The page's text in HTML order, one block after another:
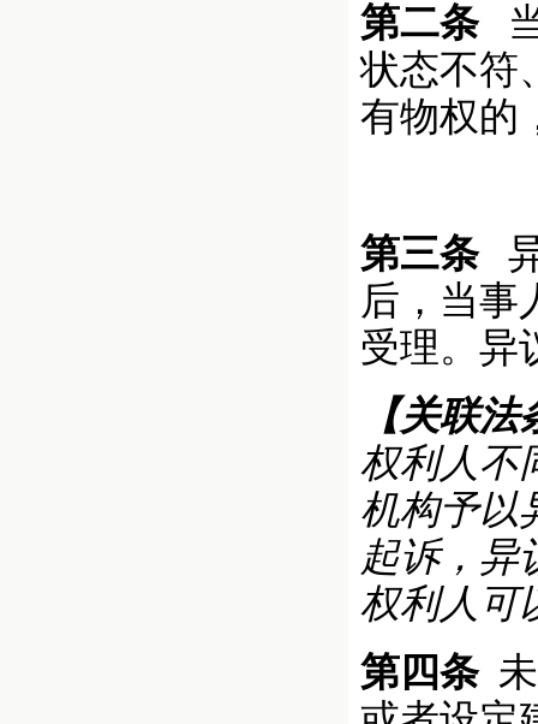
第二条当
状态不符
有物权的
第三条
后，当事
受理。异
【关联法
权利人不
机构予以
起诉，异
权利人可
第四条未